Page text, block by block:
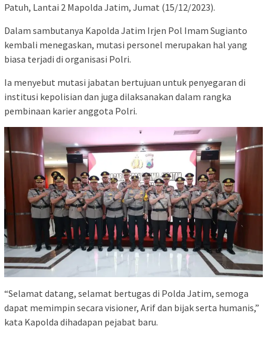
Patuh, Lantai 2 Mapolda Jatim, Jumat (15/12/2023).
Dalam sambutanya Kapolda Jatim Irjen Pol Imam Sugianto
kembali menegaskan, mutasi personel merupakan hal yang
biasa terjadi di organisasi Polri.
Ia menyebut mutasi jabatan bertujuan untuk penyegaran di
institusi kepolisian dan juga dilaksanakan dalam rangka
pembinaan karier anggota Polri.
“Selamat datang, selamat bertugas di Polda Jatim, semoga
dapat memimpin secara visioner, Arif dan bijak serta humanis,”
kata Kapolda dihadapan pejabat baru.